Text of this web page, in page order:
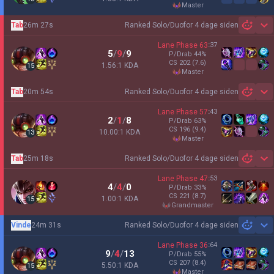
master
Ranked Solo/Duofor 4 dage siden
Tab26m 27s
15
5/9/9
1.56:1 KDA
Lane Phase 63:37
P/Drab 44%
CS 202 (7.6)
master
Ranked Solo/Duofor 4 dage siden
Tab20m 54s
13
2/1/8
10.00:1 KDA
Lane Phase 57:43
P/Drab 63%
CS 196 (9.4)
master
Ranked Solo/Duofor 4 dage siden
Tab25m 18s
15
4/4/0
1.00:1 KDA
Lane Phase 47:53
P/Drab 33%
CS 221 (8.7)
grandmaster
Ranked Solo/Duofor 4 dage siden
Vinde24m 31s
15
9/4/13
5.50:1 KDA
Lane Phase 36:64
P/Drab 55%
CS 207 (8.4)
master